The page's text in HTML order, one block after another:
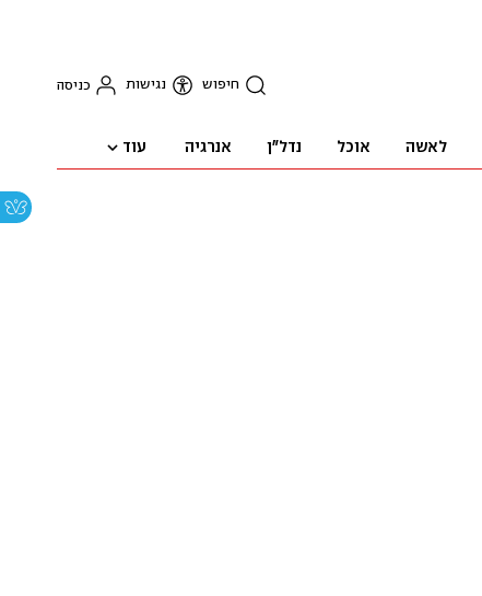
חיפוש נגישות כניסה
לאשה אוכל נדל"ן אנרגיה עוד